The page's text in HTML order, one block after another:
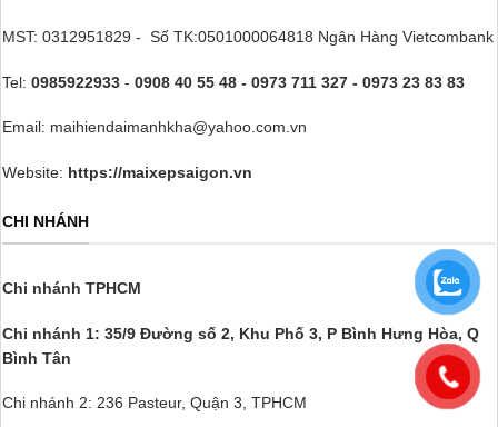
MST: 0312951829 - Số TK:0501000064818 Ngân Hàng Vietcombank
Tel: 0985922933 - 0908 40 55 48 - 0973 711 327 - 0973 23 83 83
Email: maihiendaimanhkha@yahoo.com.vn
Website: https://maixepsaigon.vn
CHI NHÁNH
Chi nhánh TPHCM
Chi nhánh 1: 35/9 Đường số 2, Khu Phố 3, P Bình Hưng Hòa, Q
Bình Tân
Chi nhánh 2: 236 Pasteur, Quận 3, TPHCM